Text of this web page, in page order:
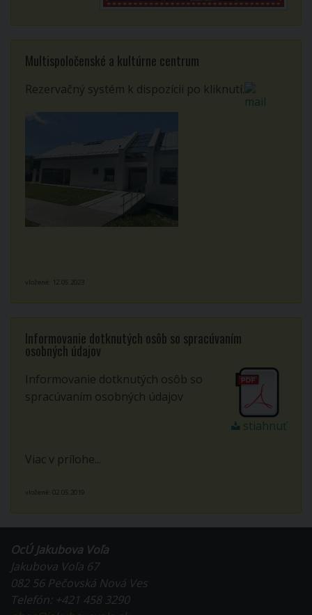
Multispoločenské a kultúrne centrum
Rezervačný systém k dispozícii po kliknutí.
vložené: 12.05.2023
Informovanie dotknutých osôb so spracúvaním
osobných údajov
stiahnuť
Informovanie dotknutých osôb so
spracúvaním osobných údajov
Viac v prílohe...
vložené: 02.05.2019
OcÚ Jakubova Voľa
Jakubova Voľa 67
082 56 Pečovská Nová Ves
Telefón: +421 458 3290